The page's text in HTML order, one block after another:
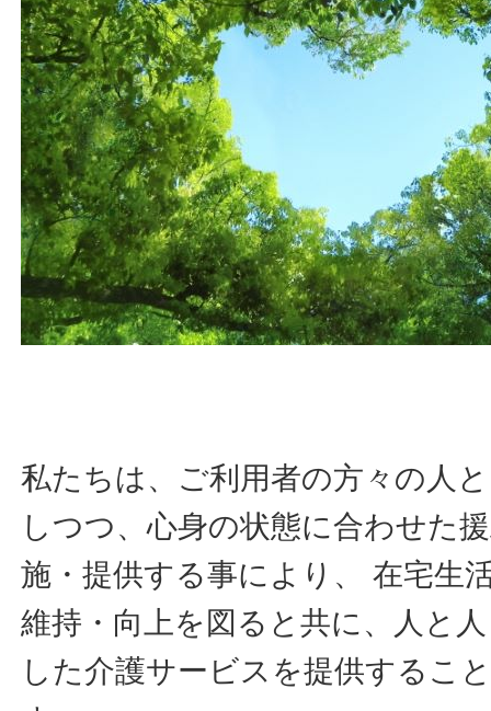
私たちは、ご利用者の方々の人
しつつ、心身の状態に合わせた
施・提供する事により、 在宅生
維持・向上を図ると共に、人と
した介護サービスを提供するこ